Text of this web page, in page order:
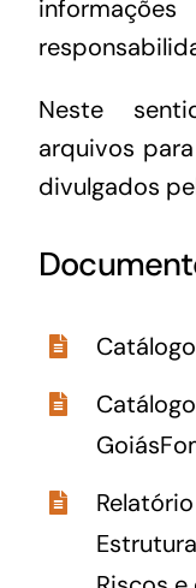
Neste
arquivos
divulgados